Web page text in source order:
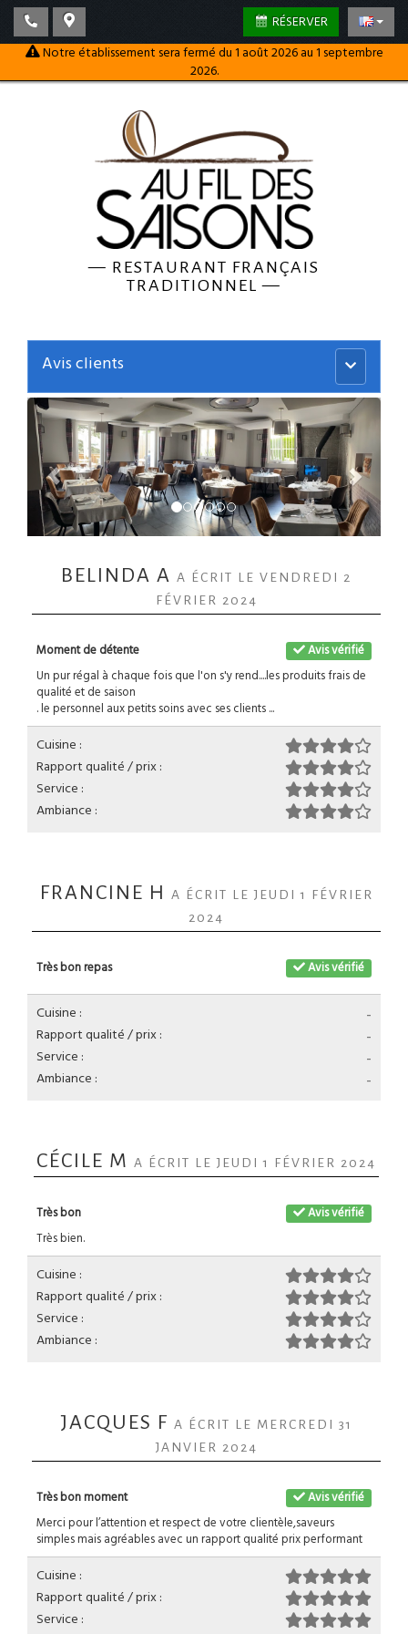
RÉSERVER
Notre établissement sera fermé du 1 août 2026 au 1 septembre
2026.
— RESTAURANT FRANÇAIS
TRADITIONNEL—
Menu
principal
Avis clients
BELINDA A A ÉCRIT LE VENDREDI 2
FÉVRIER 2024
Avis vérifié
Moment de détente
Un pur régal à chaque fois que l'on s'y rend....les produits frais de
qualité et de saison
. le personnel aux petits soins avec ses clients ...
Cuisine :
Rapport qualité / prix :
Service :
Ambiance :
FRANCINE H
A ÉCRIT LE JEUDI 1 FÉVRIER
2024
Avis vérifié
Très bon repas
-
Cuisine :
-
Rapport qualité / prix :
-
Service :
-
Ambiance :
CÉCILE M A ÉCRIT LE JEUDI 1 FÉVRIER 2024
Avis vérifié
Très bon
Très bien.
Cuisine :
Rapport qualité / prix :
Service :
Ambiance :
JACQUES F A ÉCRIT LE MERCREDI 31
JANVIER 2024
Avis vérifié
Très bon moment
Merci pour l’attention et respect de votre clientèle,saveurs
simples mais agréables avec un rapport qualité prix performant
Cuisine :
Rapport qualité / prix :
Service :